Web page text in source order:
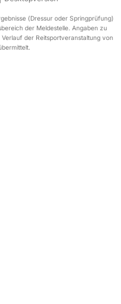
(Dressur oder Springprüfung)
der Meldestelle. Angaben zu
der Reitsportveranstaltung von